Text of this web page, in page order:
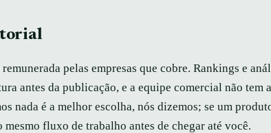
pelas empresas que cobre. Rankings e
antes da publicação, e a equipe comercial não tem
nada é a melhor escolha, nós dizemos; se um
fluxo de trabalho antes de chegar até você.